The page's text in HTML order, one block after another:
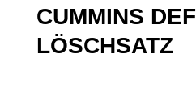
CUMMINS DEF
LÖSCHSATZ